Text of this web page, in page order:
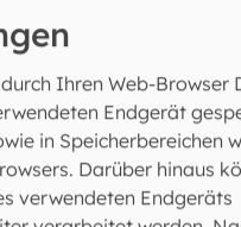
Steffens / EOM
Ihren Web-Browser
Endgerät
in Speicherbereichen
Darüber hinaus
verwendeten Endgeräts